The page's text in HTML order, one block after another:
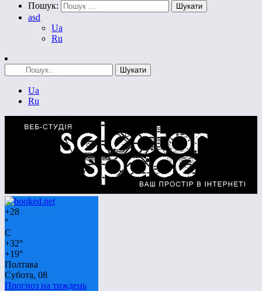
Пошук:
asd
Ua
Ru
Ua
Ru
+28
°
C
+32°
+19°
Полтава
Субота, 08
Прогноз на тиждень